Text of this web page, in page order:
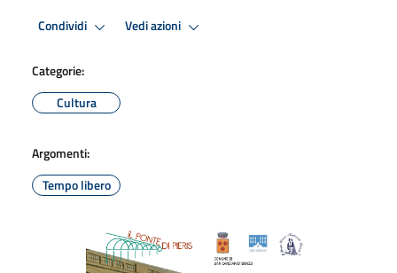
Condividi Vedi azioni
Categorie:
Cultura
Argomenti:
Tempo libero